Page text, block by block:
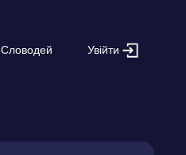
Словодей Увійти